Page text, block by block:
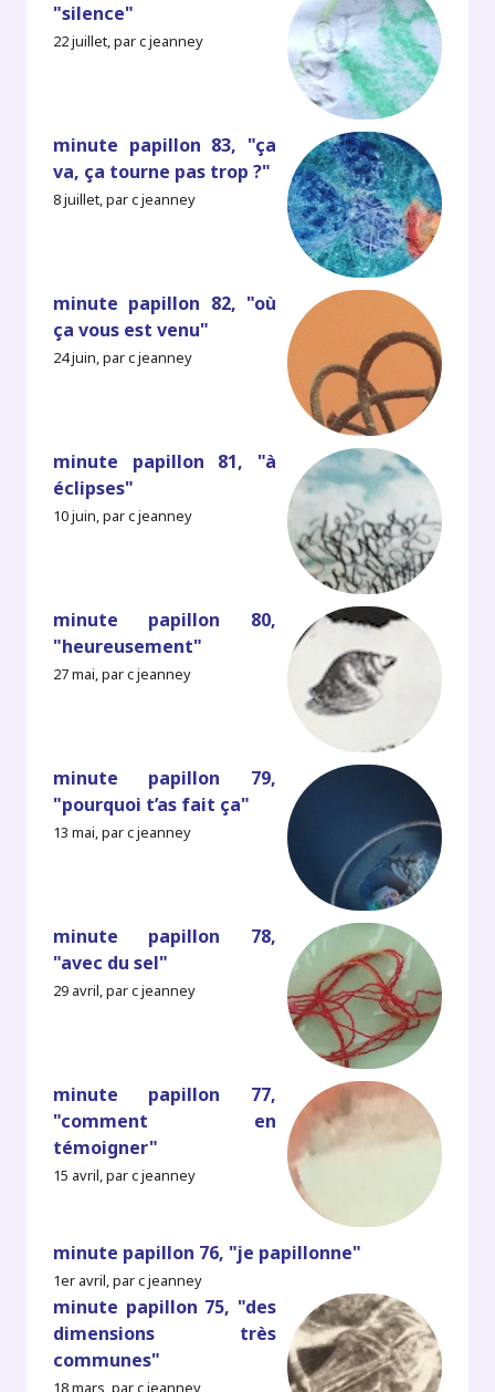
"silence"
22 juillet, par c jeanney
minute papillon 83, "ça
va, ça tourne pas trop ?"
8 juillet, par c jeanney
minute papillon 82, "où
ça vous est venu"
24 juin, par c jeanney
minute papillon 81, "à
éclipses"
10 juin, par c jeanney
minute papillon 80,
"heureusement"
27 mai, par c jeanney
minute papillon 79,
"pourquoi t’as fait ça"
13 mai, par c jeanney
minute papillon 78,
"avec du sel"
29 avril, par c jeanney
minute papillon 77,
"comment en
témoigner"
15 avril, par c jeanney
minute papillon 76, "je papillonne"
1er avril, par c jeanney
minute papillon 75, "des
dimensions très
communes"
18 mars, par c jeanney